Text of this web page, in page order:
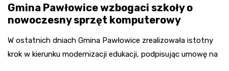
Gmina Pawłowice wzbogaci szkoły o
nowoczesny sprzęt komputerowy
W ostatnich dniach Gmina Pawłowice zrealizowała istotny
krok w kierunku modernizacji edukacji, podpisując umowę na